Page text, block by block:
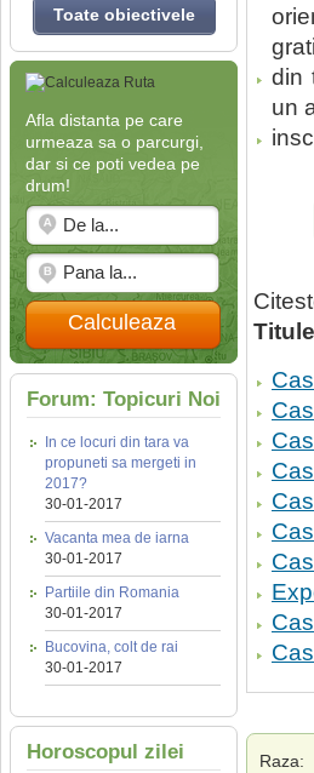
Toate obiectivele
Afla distanta pe care
urmeaza sa o parcurgi,
dar si ce poti vedea pe
drum!
Calculeaza
Forum: Topicuri Noi
In ce locuri din tara va
propuneti sa mergeti in
2017?
30-01-2017
Vacanta mea de iarna
30-01-2017
Partiile din Romania
30-01-2017
Bucovina, colt de rai
30-01-2017
Horoscopul zilei
din
un
Raza: